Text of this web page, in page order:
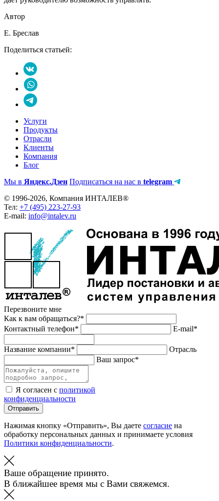
Автор
Е. Бреслав
Поделиться статьей:
Услуги
Продукты
Отрасли
Клиенты
Компания
Блог
Мы в Яндекс.Дзен Подписаться на нас в telegram
© 1996-2026, Компания ИНТАЛЕВ®
Тел: +7 (495) 223-27-93
E-mail: info@intalev.ru
Перезвоните мне
Как к вам обращаться?*
Контактный телефон*
E-mail*
Название компании*
Отрасль
Ваш запрос*
Я согласен с политикой
конфиденциальности
Отправить
Нажимая кнопку «Отправить», Вы даете согласие на
обработку персональных данных и принимаете условия
Политики конфиденциальности.
Ваше обращение принято.
В ближайшее время мы с Вами свяжемся.